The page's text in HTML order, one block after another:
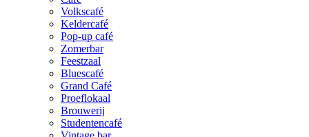
Volkscafé
Keldercafé
Pop-up café
Zomerbar
Feestzaal
Bluescafé
Grand Café
Proeflokaal
Brouwerij
Studentencafé